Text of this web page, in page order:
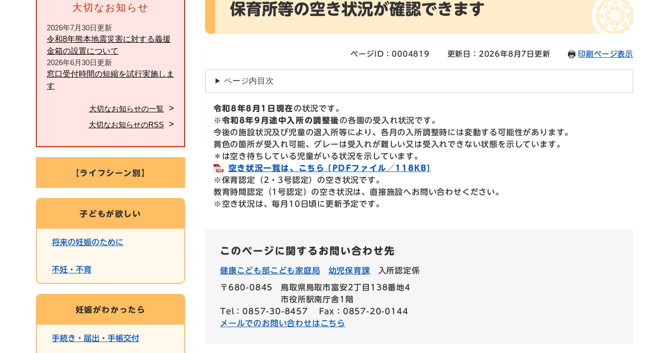
保育所等の空き状況が確認できます
ページID：0004819 更新日：2026年8月7日更新 印刷ページ表示
ページ内目次
令和8年8月1日現在の状況です。
※令和8年9月途中入所の調整後の各園の受入れ状況です。
今後の施設状況及び児童の退入所等により、各月の入所調整時には変動する可能性があります。
黄色の箇所が受入れ可能、グレーは受入れが難しい又は受入れできない状態を示しています。
＊は空き待ちしている児童がいる状況を示しています。
空き状況一覧は、こちら [PDFファイル／118KB]
※保育認定（2・3号認定）の空き状況です。
教育時間認定（1号認定）​の空き状況は、直接施設へお問い合わせください。
※空き状況は、毎月10日頃に更新予定です。
このページに関するお問い合わせ先
健康こども部こども家庭局 幼児保育課 入所認定係
〒680-0845
鳥取県鳥取市富安2丁目138番地4
市役所駅南庁舎1階
Tel：0857-30-8457
Fax：0857-20-0144
メールでのお問い合わせはこちら
大切なお知らせ
2026年7月30日更新
令和8年熊本地震災害に対する義援
金箱の設置について
2026年6月30日更新
窓口受付時間の短縮を試行実施しま
す
大切なお知らせの一覧
大切なお知らせのRSS
【ライフシーン別】
子どもが欲しい
将来の妊娠のために
不妊・不育
妊娠がわかったら
手続き・届出・手帳交付